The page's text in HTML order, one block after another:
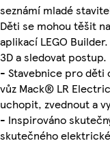
seznámí mladé
Děti se mohou těšit
aplikací LEGO
3D a sledovat postup.
- Stavebnice pro děti
vůz Mack® LR
uchopit, zvednout a
- Inspirováno
skutečného